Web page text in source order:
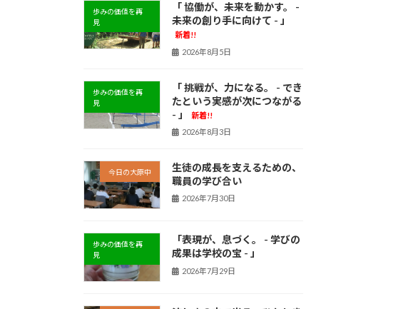
歩みの価値を再
見
「 協働が、未来を動かす。 -
未来の創り手に向けて - 」
新着!!
2026年8月5日
歩みの価値を再
見
「 挑戦が、力になる。 - でき
たという実感が次につながる
- 」
新着!!
2026年8月3日
今日の大原中
生徒の成長を支えるための、
職員の学び合い
2026年7月30日
歩みの価値を再
見
「表現が、息づく。 - 学びの
成果は学校の宝 - 」
2026年7月29日